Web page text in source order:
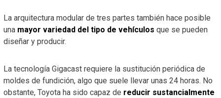
La arquitectura modular de tres partes también hace posible
una mayor variedad del tipo de vehículos que se pueden
diseñar y producir.
La tecnología Gigacast requiere la sustitución periódica de
moldes de fundición, algo que suele llevar unas 24 horas. No
obstante, Toyota ha sido capaz de reducir sustancialmente